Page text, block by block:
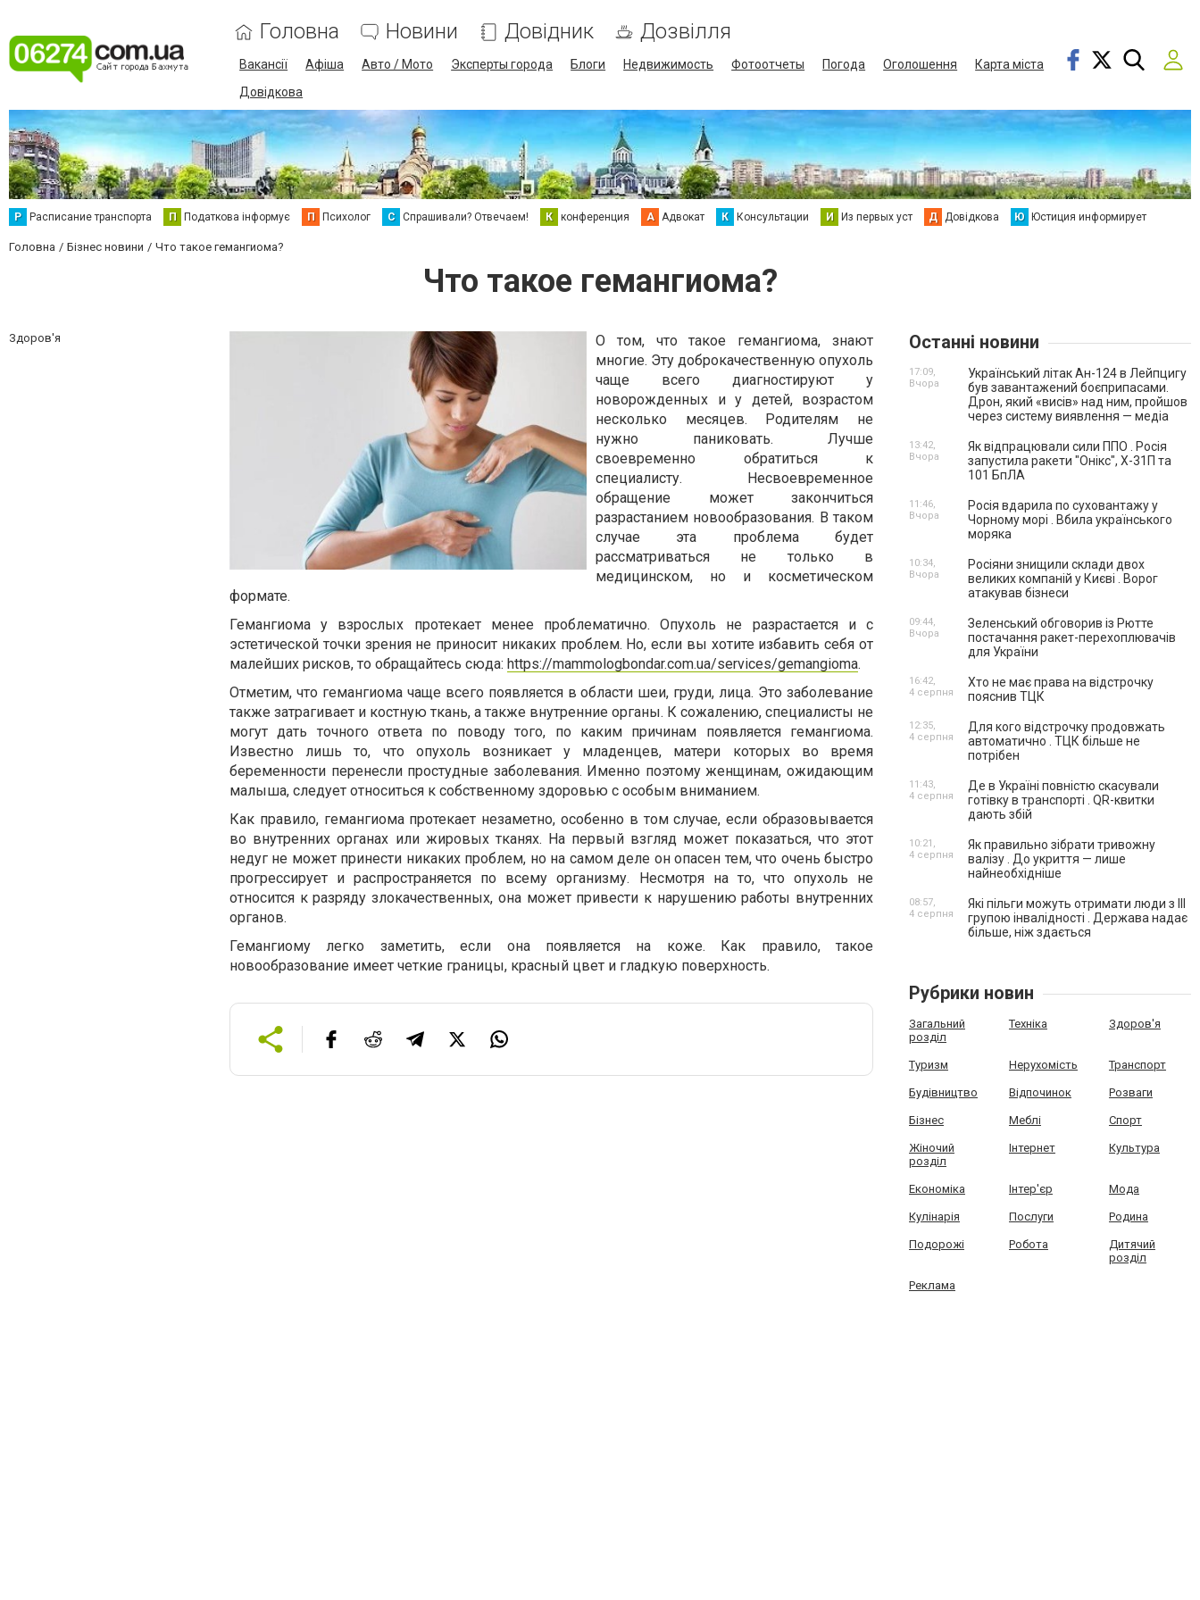
Головна Новини Довідник Дозвілля
Вакансії Афіша Авто / Мото Эксперты города Блоги Недвижимость Фотоотчеты Погода Оголошення
Карта міста
Довідкова
Р Расписание транспорта П Податкова інформує П Психолог С Спрашивали? Отвечаем! К конференция А Адвокат К Консультации И Из первых уст Д Довідкова Ю Юстиция информирует
Головна Бізнес новини Что такое гемангиома?
Что такое гемангиома?
Здоров'я
О том, что такое гемангиома, знают
многие. Эту доброкачественную опухоль
чаще всего диагностируют у
новорожденных и у детей, возрастом
несколько месяцев. Родителям не
нужно паниковать. Лучше
своевременно обратиться к
специалисту. Несвоевременное
обращение может закончиться
разрастанием новообразования. В таком
случае эта проблема будет
рассматриваться не только в
медицинском, но и косметическом
формате.
Гемангиома у взрослых протекает менее проблематично. Опухоль не разрастается и с
эстетической точки зрения не приносит никаких проблем. Но, если вы хотите избавить себя от
малейших рисков, то обращайтесь сюда: https://mammologbondar.com.ua/services/gemangioma.
Отметим, что гемангиома чаще всего появляется в области шеи, груди, лица. Это заболевание
также затрагивает и костную ткань, а также внутренние органы. К сожалению, специалисты не
могут дать точного ответа по поводу того, по каким причинам появляется гемангиома.
Известно лишь то, что опухоль возникает у младенцев, матери которых во время
беременности перенесли простудные заболевания. Именно поэтому женщинам, ожидающим
малыша, следует относиться к собственному здоровью с особым вниманием.
Как правило, гемангиома протекает незаметно, особенно в том случае, если образовывается
во внутренних органах или жировых тканях. На первый взгляд может показаться, что этот
недуг не может принести никаких проблем, но на самом деле он опасен тем, что очень быстро
прогрессирует и распространяется по всему организму. Несмотря на то, что опухоль не
относится к разряду злокачественных, она может привести к нарушению работы внутренних
органов.
Гемангиому легко заметить, если она появляется на коже. Как правило, такое
новообразование имеет четкие границы, красный цвет и гладкую поверхность.
Останні новини
Український літак Ан-124 в Лейпцигу
був завантажений боєприпасами.
Дрон, який «висів» над ним, пройшов
через систему виявлення — медіа
17:09,
Вчора
Як відпрацювали сили ППО . Росія
запустила ракети "Онікс", Х-31П та
101 БпЛА
13:42,
Вчора
Росія вдарила по суховантажу у
Чорному морі . Вбила українського
моряка
11:46,
Вчора
Росіяни знищили склади двох
великих компаній у Києві . Ворог
атакував бізнеси
10:34,
Вчора
Зеленський обговорив із Рютте
постачання ракет-перехоплювачів
для України
09:44,
Вчора
Хто не має права на відстрочку
пояснив ТЦК
16:42,
4 серпня
Для кого відстрочку продовжать
автоматично . ТЦК більше не
потрібен
12:35,
4 серпня
Де в Україні повністю скасували
готівку в транспорті . QR-квитки
дають збій
11:43,
4 серпня
Як правильно зібрати тривожну
валізу . До укриття — лише
найнеобхідніше
10:21,
4 серпня
Які пільги можуть отримати люди з III
групою інвалідності . Держава надає
більше, ніж здається
08:57,
4 серпня
Рубрики новин
Загальний
розділ
Техніка Здоров'я
Туризм Нерухомість Транспорт
Будівництво Відпочинок Розваги
Бізнес Меблі Спорт
Жіночий
розділ
Інтернет Культура
Економіка Інтер'єр Мода
Кулінарія Послуги Родина
Подорожі Робота
Дитячий
розділ
Реклама